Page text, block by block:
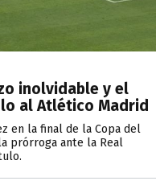
inolvidable y el
al Atlético Madrid
en la final de la Copa del
prórroga ante la Real